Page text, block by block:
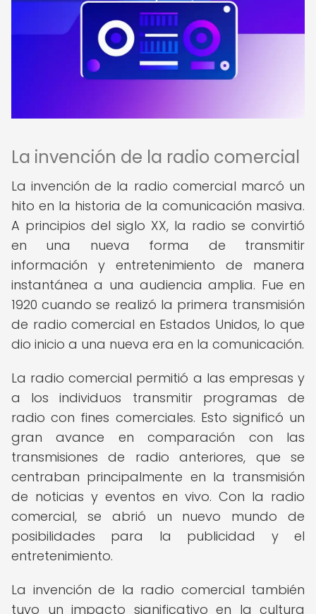
La invención de la radio comercial
La invención de la radio comercial marcó un
hito en la historia de la comunicación masiva.
A principios del siglo XX, la radio se convirtió
en una nueva forma de transmitir
información y entretenimiento de manera
instantánea a una audiencia amplia. Fue en
1920 cuando se realizó la primera transmisión
de radio comercial en Estados Unidos, lo que
dio inicio a una nueva era en la comunicación.
La radio comercial permitió a las empresas y
a los individuos transmitir programas de
radio con fines comerciales. Esto significó un
gran avance en comparación con las
transmisiones de radio anteriores, que se
centraban principalmente en la transmisión
de noticias y eventos en vivo. Con la radio
comercial, se abrió un nuevo mundo de
posibilidades para la publicidad y el
entretenimiento.
La invención de la radio comercial también
tuvo un impacto significativo en la cultura